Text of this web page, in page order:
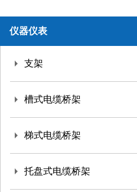
仪器仪表
支架
槽式电缆桥架
梯式电缆桥架
托盘式电缆桥架